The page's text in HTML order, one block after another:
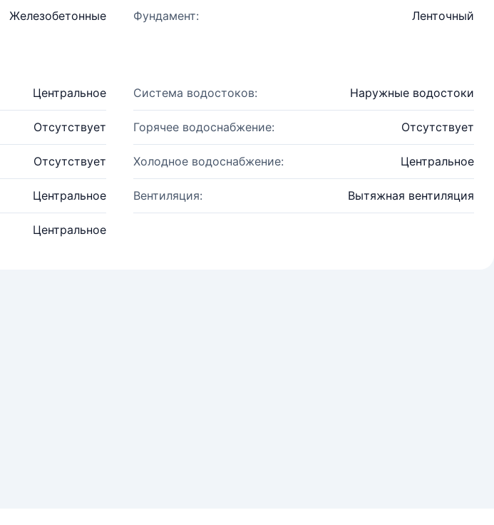
Железобетонные Фундамент: Ленточный
Центральное Система водостоков: Наружные водостоки
Отсутствует Горячее водоснабжение: Отсутствует
Отсутствует Холодное водоснабжение: Центральное
Центральное Вентиляция: Вытяжная вентиляция
Центральное